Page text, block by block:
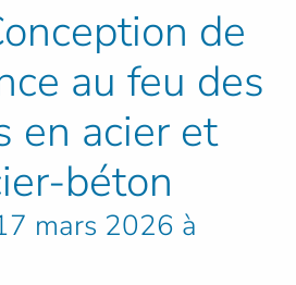
de
au feu des
en acier et
béton
mars 2026 à